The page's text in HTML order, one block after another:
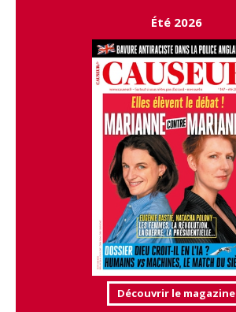
Été 2026
Découvrir le magazine